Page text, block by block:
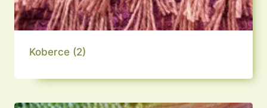
Koberce (2)